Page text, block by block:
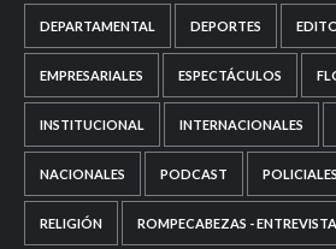
DEPARTAMENTAL DEPORTES
EMPRESARIALES ESPECTÁCULOS
INSTITUCIONAL INTERNACIONALES
NACIONALES PODCAST POLICIALES
RELIGIÓN ROMPECABEZAS -